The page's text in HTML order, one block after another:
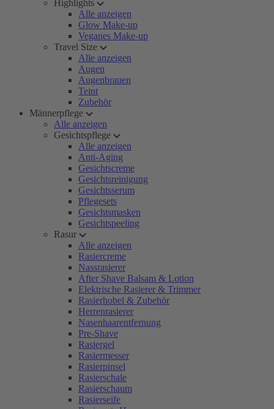
Highlights
Alle anzeigen
Glow Make-up
Veganes Make-up
Travel Size
Alle anzeigen
Augen
Augenbrauen
Teint
Zubehör
Männerpflege
Alle anzeigen
Gesichtspflege
Alle anzeigen
Anti-Aging
Gesichtscreme
Gesichtsreinigung
Gesichtsserum
Pflegesets
Gesichtsmasken
Gesichtspeeling
Rasur
Alle anzeigen
Rasiercreme
Nassrasierer
After Shave Balsam & Lotion
Elektrische Rasierer & Trimmer
Rasierhobel & Zubehör
Herrenrasierer
Nasenhaarentfernung
Pre-Shave
Rasiergel
Rasiermesser
Rasierpinsel
Rasierschale
Rasierschaum
Rasierseife